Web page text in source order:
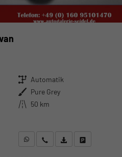
Getriebe Automatik
Außenfarbe Pure Grey
Kilometerstand 50 km
WhatsApp anfragen
Wir rufen Sie anFahrzeugexposé (PDF)